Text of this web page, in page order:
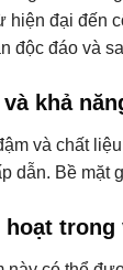
hiện đại đến
độc đáo và
khả
và chất
dẫn. Bề mặt
trong